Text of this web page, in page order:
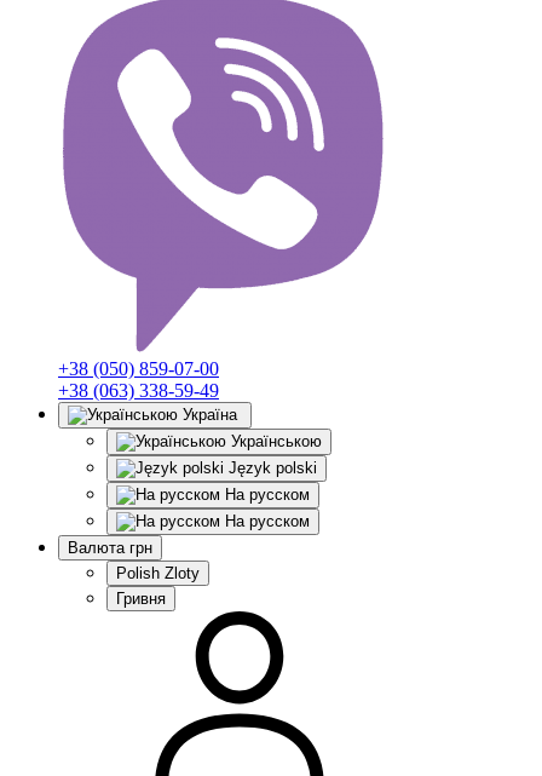
+38 (050) 859-07-00
+38 (063) 338-59-49
Україна
Українською
Język polski
На русском
На русском
Валюта грн
Polish Zloty
Гривня